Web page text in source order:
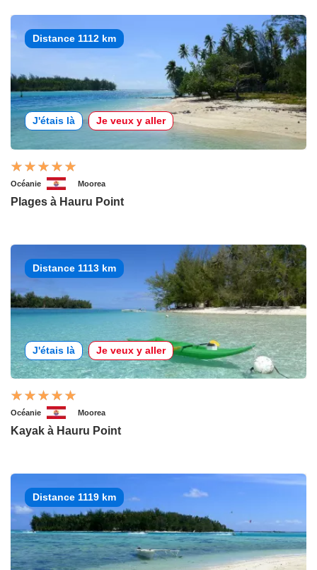
Distance 1112 km
J'étais là Je veux y aller
Océanie Moorea
Plages à Hauru Point
Distance 1113 km
J'étais là Je veux y aller
Océanie Moorea
Kayak à Hauru Point
Distance 1119 km